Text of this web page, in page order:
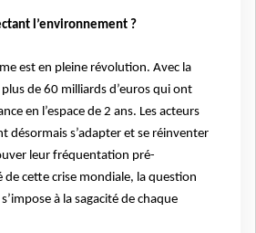
l’environnement ?
est en pleine révolution. Avec la
plus de 60 milliards d’euros qui ont
en l’espace de 2 ans. Les acteurs
désormais s’adapter et se réinventer
leur fréquentation pré-
de cette crise mondiale, la question
à la sagacité de chaque